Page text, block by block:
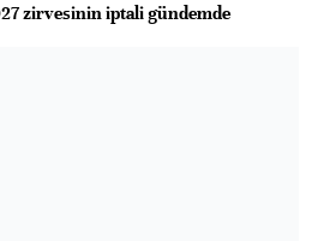
zirvesinin iptali gündemde